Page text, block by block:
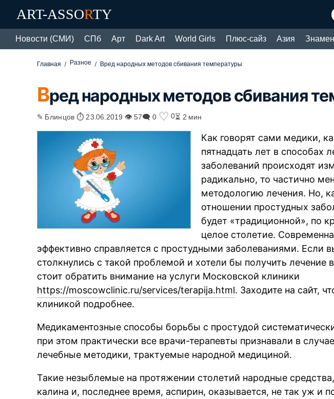
ART-ASSORTY
Новости (СМИ) СПб Арт Dark Art World Girls Плюс-сайз Азия
Главная Разное Вред народных методов сбивания температуры
Вред народных методов сбивания
✎ Блинцов ⏱ 23.06.2019 👁 57🗨 0 ♡ 0⏳ 2 мин
Как говорят сами медики,
пятнадцать лет в способах
заболеваний происходят
радикально, то частично
методологию лечения. Но,
отношении простудных
будет «традиционной», по
целое столетие.
эффективно справляется с простудными заболеваниями. Если
столкнулись с такой проблемой и хотели бы получить лечение
стоит обратить внимание на услуги Московской клиники
https://moscowclinic.ru/services/terapija.html. Заходите на сайт,
клиникой подробнее.
Медикаментозные способы борьбы с простудой
при этом практически все врачи-терапевты признавали в
лечебные методики, трактуемые народной медициной.
Такие незыблемые на протяжении столетий народные
калина и, последнее время, аспирин, оказывается, не так уж и